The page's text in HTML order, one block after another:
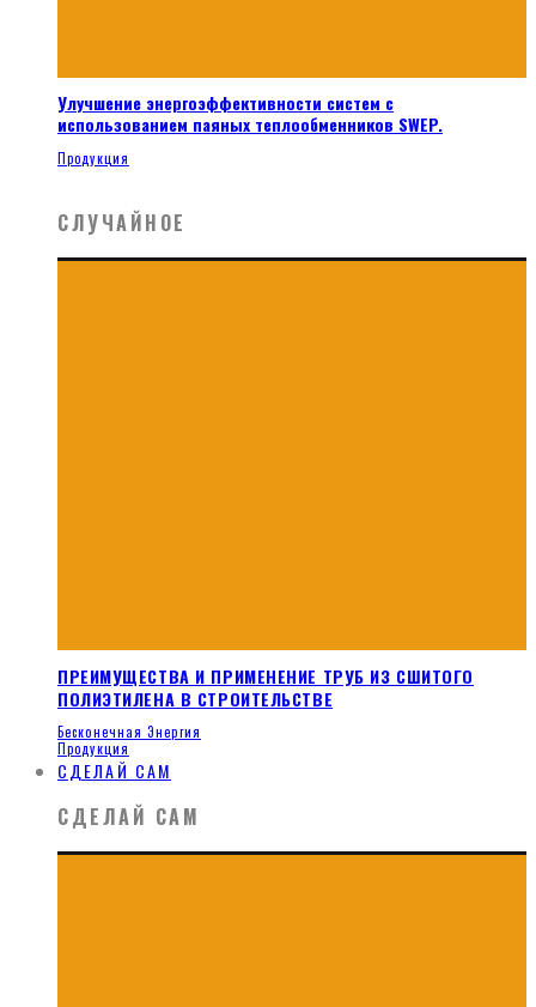
Улучшение энергоэффективности систем с
использованием паяных теплообменников SWEP.
Продукция
СЛУЧАЙНОЕ
ПРЕИМУЩЕСТВА И ПРИМЕНЕНИЕ ТРУБ ИЗ СШИТОГО
ПОЛИЭТИЛЕНА В СТРОИТЕЛЬСТВЕ
Бесконечная Энергия
Продукция
СДЕЛАЙ САМ
СДЕЛАЙ САМ